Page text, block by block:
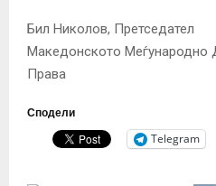
Бил Николов, Претседател
Македонското
Права
Сподели
Telegram